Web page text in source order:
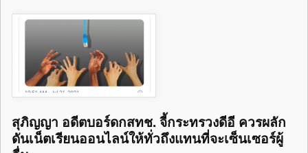
สุภิญญา อดีตบอร์ดกสทช. จี้กระทรวงดีอี ควรผลัก
ดันเน็ตเรียนออนไลน์ให้ทั่วถึงแทนที่จะเซ็นเซอร์ผู้